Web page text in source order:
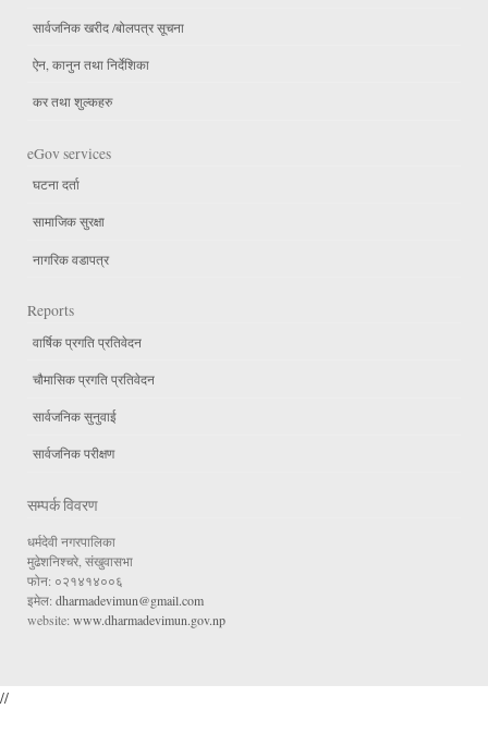
सार्वजनिक खरीद /बोलपत्र सूचना
ऐन, कानुन तथा निर्देशिका
कर तथा शुल्कहरु
eGov services
घटना दर्ता
सामाजिक सुरक्षा
नागरिक वडापत्र
Reports
वार्षिक प्रगति प्रतिवेदन
चौमासिक प्रगति प्रतिवेदन
सार्वजनिक सुनुवाई
सार्वजनिक परीक्षण
सम्पर्क विवरण
धर्मदेवी नगरपालिका
मुढेशनिश्चरे, संखुवासभा
फोन: ०२१४१४००६
इमेल: dharmadevimun@gmail.com
website: www.dharmadevimun.gov.np
//